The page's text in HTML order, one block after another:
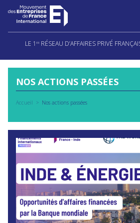
Aller
LE 1 ER RÉSEAU D’AFFAIRES PRIVÉ
NOS ACTIONS PASSÉES
Accueil Nos actions passées